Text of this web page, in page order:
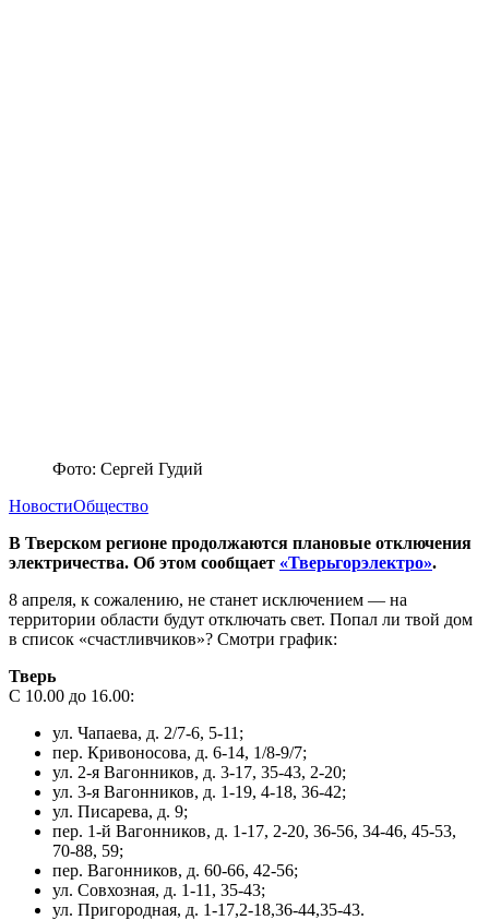
Фото: Сергей Гудий
НовостиОбщество
В Тверском регионе продолжаются плановые отключения
электричества. Об этом сообщает «Тверьгорэлектро».
8 апреля, к сожалению, не станет исключением — на
территории области будут отключать свет. Попал ли твой дом
в список «счастливчиков»? Смотри график:
Тверь
С 10.00 до 16.00:
ул. Чапаева, д. 2/7-6, 5-11;
пер. Кривоносова, д. 6-14, 1/8-9/7;
ул. 2-я Вагонников, д. 3-17, 35-43, 2-20;
ул. 3-я Вагонников, д. 1-19, 4-18, 36-42;
ул. Писарева, д. 9;
пер. 1-й Вагонников, д. 1-17, 2-20, 36-56, 34-46, 45-53,
70-88, 59;
пер. Вагонников, д. 60-66, 42-56;
ул. Совхозная, д. 1-11, 35-43;
ул. Пригородная, д. 1-17,2-18,36-44,35-43.